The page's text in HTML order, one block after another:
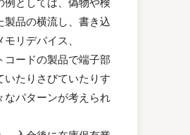
例としては、偽物や検
製品の横流し、書き込
リデバイス、
コードの製品で端子部
いたりさびていたりす
なパターンが考えられ